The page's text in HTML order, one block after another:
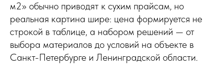
м2» обычно приводят к сухим прайсам, но
реальная картина шире: цена формируется не
строкой в таблице, а набором решений — от
выбора материалов до условий на объекте в
Санкт-Петербурге и Ленинградской области.